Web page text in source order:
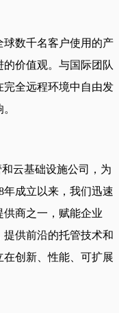
数千名客户使用的产
价值观。与国际团队
全远程环境中自由发
云基础设施公司，为
年成立以来，我们迅速
供商之一，赋能企业
供前沿的托管技术和
创新、性能、可扩展